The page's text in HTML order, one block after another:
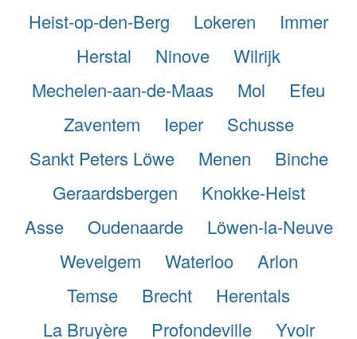
Heist-op-den-Berg
Lokeren
Immer
Herstal
Ninove
Wilrijk
Mechelen-aan-de-Maas
Mol
Efeu
Zaventem
Ieper
Schusse
Sankt Peters Löwe
Menen
Binche
Geraardsbergen
Knokke-Heist
Asse
Oudenaarde
Löwen-la-Neuve
Wevelgem
Waterloo
Arlon
Temse
Brecht
Herentals
La Bruyère
Profondeville
Yvoir